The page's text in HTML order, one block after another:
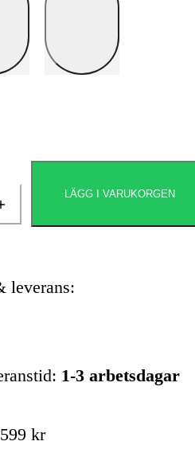
LÄGG I VARUKORGEN
leverans:
1-3 arbetsdagar
kr